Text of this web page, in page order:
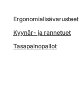
Ergonomialisävarusteet
Kyynär- ja rannetuet
Tasapainopallot